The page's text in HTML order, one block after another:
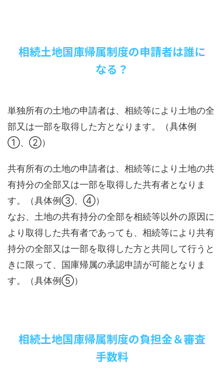
相続土地国庫帰属制度の申請者は誰に
なる？
単独所有の土地の申請者は、相続等により土地の全
部又は一部を取得した方となります。（具体例
①、②）
共有所有の土地の申請者は、相続等により土地の共
有持分の全部又は一部を取得した共有者となりま
す。（具体例③、④）
なお、土地の共有持分の全部を相続等以外の原因に
より取得した共有者であっても、相続等により共有
持分の全部又は一部を取得した方と共同して行うと
きに限って、国庫帰属の承認申請が可能となりま
す。（具体例⑤）
相続土地国庫帰属制度の負担金＆審査
手数料